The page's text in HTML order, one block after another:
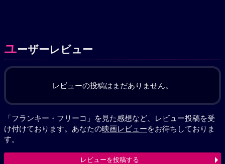
ユーザーレビュー
レビューの投稿はまだありません。
「フランキー・フリーコ」を見た感想など、レビュー投稿を受
け付けております。あなたの映画レビューをお待ちしておりま
す。
レビューを投稿する